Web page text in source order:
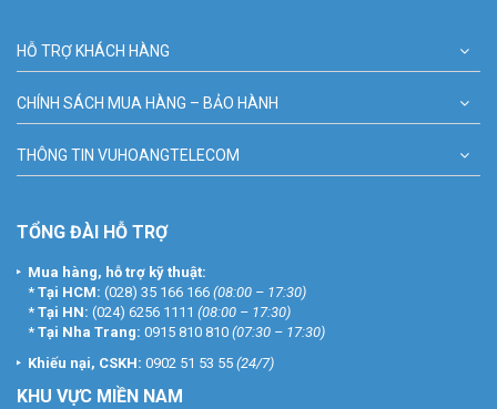
HỖ TRỢ KHÁCH HÀNG
CHÍNH SÁCH MUA HÀNG – BẢO HÀNH
THÔNG TIN VUHOANGTELECOM
TỔNG ĐÀI HỖ TRỢ
Mua hàng, hỗ trợ kỹ thuật:
* Tại HCM: (028) 35 166 166 (08:00 – 17:30)
* Tại HN: (024) 6256 1111 (08:00 – 17:30)
* Tại Nha Trang: 0915 810 810 (07:30 – 17:30)
Khiếu nại, CSKH: 0902 51 53 55 (24/7)
KHU VỰC MIỀN NAM